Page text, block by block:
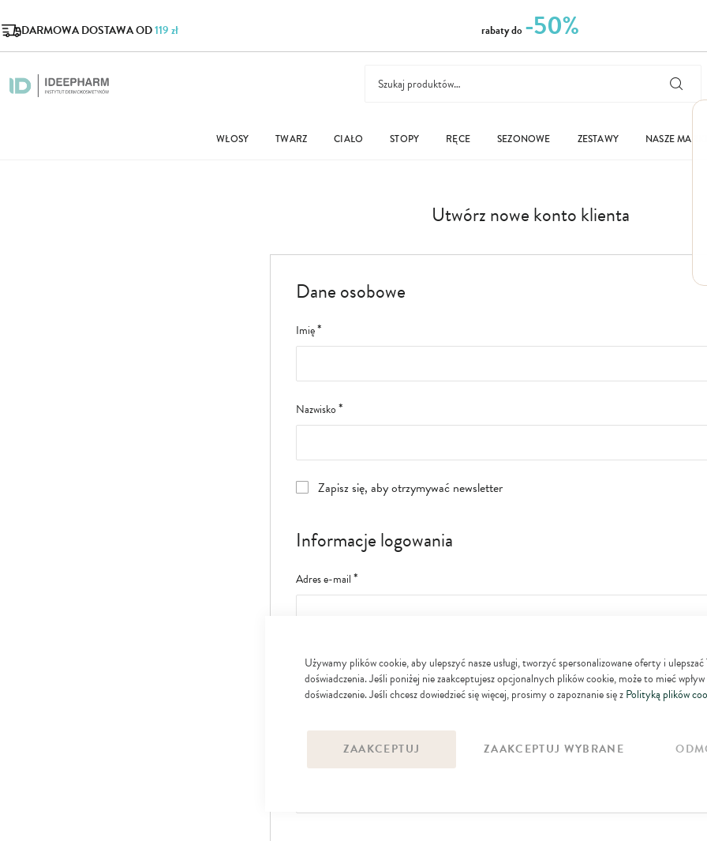
Używamy plików cookie, aby ulepszyć nasze usługi, tworzyć spersonalizowane oferty i ulepszać
doświadczenia. Jeśli poniżej nie zaakceptujesz opcjonalnych plików cookie, może to mieć wpływ
doświadczenie. Jeśli chcesz dowiedzieć się więcej, prosimy o zapoznanie się zPolityką plików
ZAAKCEPTUJ ZAAKCEPTUJ WYBRANE
DARMOWA DOSTAWA OD119 zł rabaty do -50%
WŁOSY TWARZ CIAŁO STOPY RĘCE SEZONOWE ZESTAWY NASZE
Utwórz nowe konto klienta
Dane osobowe
Imię
Nazwisko
Zapisz się, aby otrzymywać newsletter
Informacje logowania
Adres e-mail
Hasło